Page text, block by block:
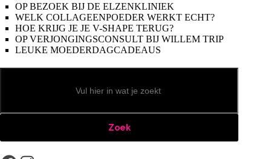
OP BEZOEK BIJ DE ELZENKLINIEK
WELK COLLAGEENPOEDER WERKT ECHT?
HOE KRIJG JE JE V-SHAPE TERUG?
OP VERJONGINGSCONSULT BIJ WILLEM TRIP
LEUKE MOEDERDAGCADEAUS
Zoeken
Zoek